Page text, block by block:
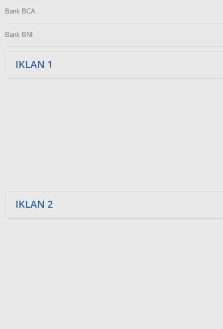
Bank BCA
Bank BNI
IKLAN 1
IKLAN 2